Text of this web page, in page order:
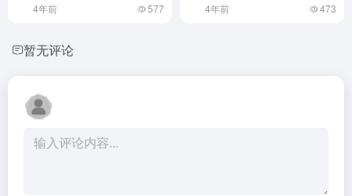
4年前 577 4年前 473
暂无评论